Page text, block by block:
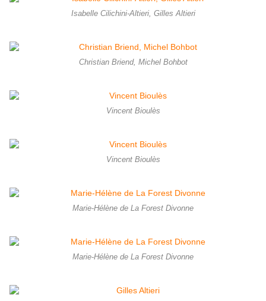
Isabelle Cilichini-Altieri, Gilles Altieri
Christian Briend, Michel Bohbot
Vincent Bioulès
Vincent Bioulès
Marie-Hélène de La Forest Divonne
Marie-Hélène de La Forest Divonne